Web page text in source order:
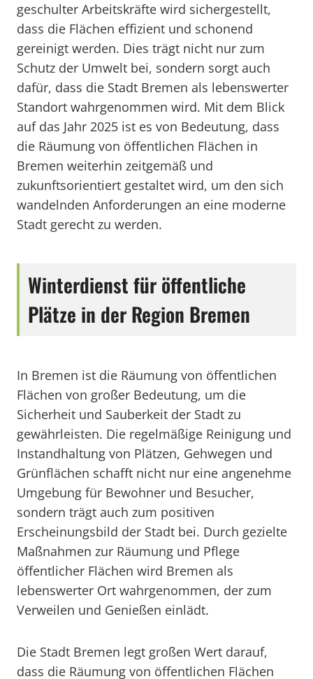
geschulter Arbeitskräfte wird sichergestellt,
dass die Flächen effizient und schonend
gereinigt werden. Dies trägt nicht nur zum
Schutz der Umwelt bei, sondern sorgt auch
dafür, dass die Stadt Bremen als lebenswerter
Standort wahrgenommen wird. Mit dem Blick
auf das Jahr 2025 ist es von Bedeutung, dass
die Räumung von öffentlichen Flächen in
Bremen weiterhin zeitgemäß und
zukunftsorientiert gestaltet wird, um den sich
wandelnden Anforderungen an eine moderne
Stadt gerecht zu werden.
Winterdienst für öffentliche
Plätze in der Region Bremen
In Bremen ist die Räumung von öffentlichen
Flächen von großer Bedeutung, um die
Sicherheit und Sauberkeit der Stadt zu
gewährleisten. Die regelmäßige Reinigung und
Instandhaltung von Plätzen, Gehwegen und
Grünflächen schafft nicht nur eine angenehme
Umgebung für Bewohner und Besucher,
sondern trägt auch zum positiven
Erscheinungsbild der Stadt bei. Durch gezielte
Maßnahmen zur Räumung und Pflege
öffentlicher Flächen wird Bremen als
lebenswerter Ort wahrgenommen, der zum
Verweilen und Genießen einlädt.
Die Stadt Bremen legt großen Wert darauf,
dass die Räumung von öffentlichen Flächen